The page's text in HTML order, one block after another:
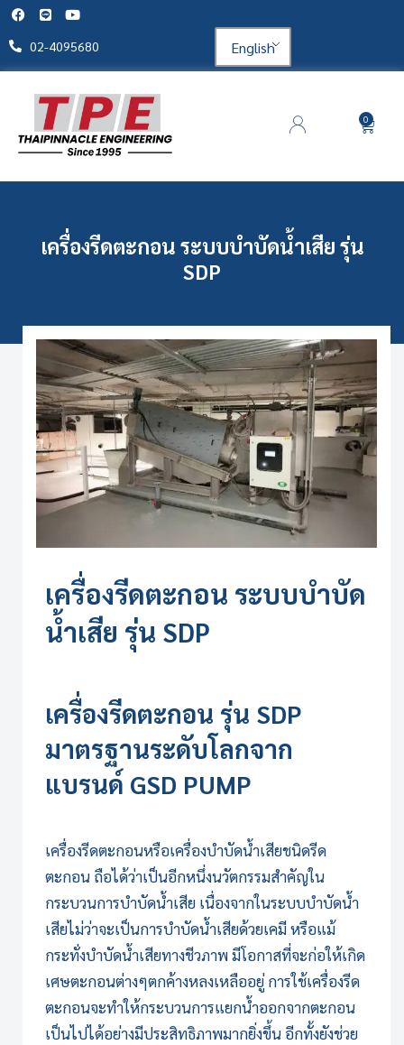
02-4095680 English
0
เครื่องรีดตะกอน ระบบบำบัดน้ำเสีย รุ่น
SDP
เครื่องรีดตะกอน ระบบบำบัด
น้ำเสีย รุ่น SDP
เครื่องรีดตะกอน รุ่น SDP
มาตรฐานระดับโลกจาก
แบรนด์ GSD PUMP
เครื่องรีดตะกอนหรือเครื่องบำบัดน้ำเสียชนิดรีด
ตะกอน ถือได้ว่าเป็นอีกหนึ่งนวัตกรรมสำคัญใน
กระบวนการบำบัดน้ำเสีย เนื่องจากในระบบบำบัดน้ำ
เสียไม่ว่าจะเป็นการบำบัดน้ำเสียด้วยเคมี หรือแม้
กระทั่งบำบัดน้ำเสียทางชีวภาพ มีโอกาสที่จะก่อให้เกิด
เศษตะกอนต่างๆตกค้างหลงเหลืออยู่ การใช้เครื่องรีด
ตะกอนจะทำให้กระบวนการแยกน้ำออกจากตะกอน
เป็นไปได้อย่างมีประสิทธิภาพมากยิ่งขึ้น อีกทั้งยังช่วย